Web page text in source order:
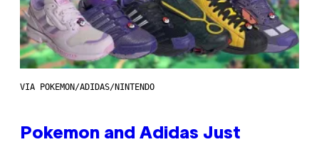
VIA POKEMON/ADIDAS/NINTENDO
Pokemon and Adidas Just